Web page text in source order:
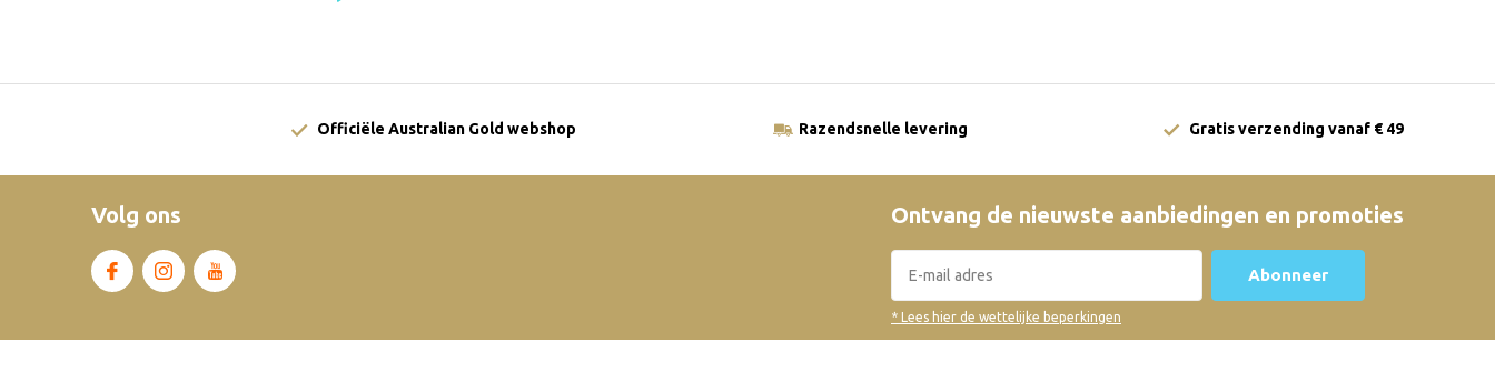
Officiële Australian Gold webshop Razendsnelle levering Gratis verzending vanaf € 49
Volg ons Ontvang de nieuwste aanbiedingen en promoties
Abonneer
* Lees hier de wettelijke beperkingen